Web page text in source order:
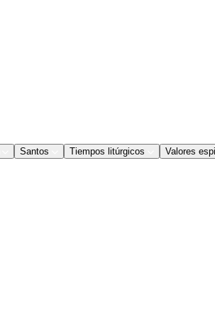
Santos Tiempos litúrgicos Valores